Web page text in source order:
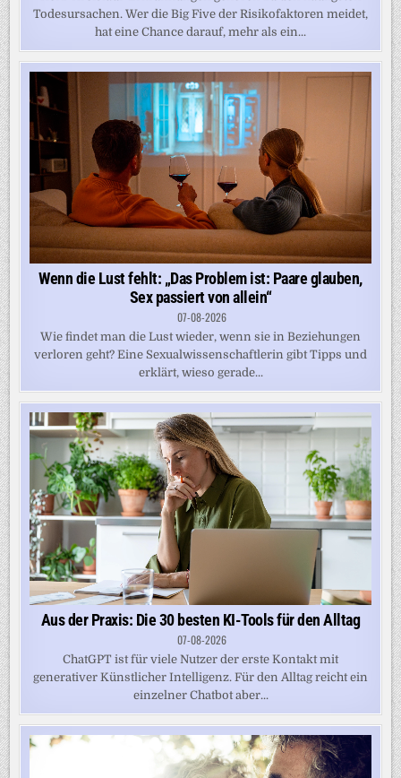
Todesursachen. Wer die Big Five der Risikofaktoren meidet,
hat eine Chance darauf, mehr als ein...
Wenn die Lust fehlt: „Das Problem ist: Paare glauben,
Sex passiert von allein“
07-08-2026
Wie findet man die Lust wieder, wenn sie in Beziehungen
verloren geht? Eine Sexualwissenschaftlerin gibt Tipps und
erklärt, wieso gerade...
Aus der Praxis: Die 30 besten KI-Tools für den Alltag
07-08-2026
ChatGPT ist für viele Nutzer der erste Kontakt mit
generativer Künstlicher Intelligenz. Für den Alltag reicht ein
einzelner Chatbot aber...